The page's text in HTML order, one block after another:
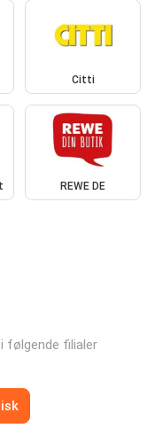
Citti
REWE DE
følgende filialer